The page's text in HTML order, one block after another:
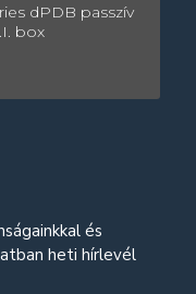
dPDB passzív
box
és
heti hírlevél